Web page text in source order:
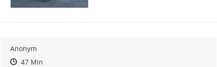
Anonym
Zeitpunkt des Erstellens
Zeitpunkt des Erstellens
47 MinZur Äußerung